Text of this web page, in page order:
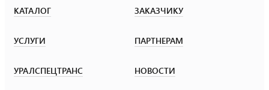
КАТАЛОГ ЗАКАЗЧИКУ
УСЛУГИ ПАРТНЕРАМ
УРАЛСПЕЦТРАНС НОВОСТИ